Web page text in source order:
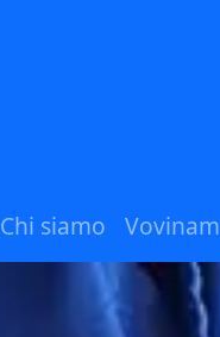
Chi siamo Vovinam